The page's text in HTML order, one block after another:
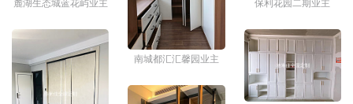
麓湖生态城蓝花屿业主
南城都汇汇馨园业主
保利花园二期业主